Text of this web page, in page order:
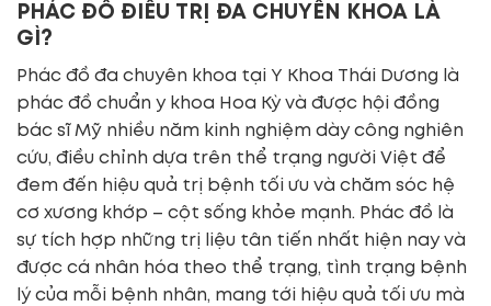
PHÁC ĐỒ ĐIỀU TRỊ ĐA CHUYÊN KHOA LÀ
GÌ?
Phác đồ đa chuyên khoa tại Y Khoa Thái Dương là
phác đồ chuẩn y khoa Hoa Kỳ và được hội đồng
bác sĩ Mỹ nhiều năm kinh nghiệm dày công nghiên
cứu, điều chỉnh dựa trên thể trạng người Việt để
đem đến hiệu quả trị bệnh tối ưu và chăm sóc hệ
cơ xương khớp – cột sống khỏe mạnh. Phác đồ là
sự tích hợp những trị liệu tân tiến nhất hiện nay và
được cá nhân hóa theo thể trạng, tình trạng bệnh
lý của mỗi bệnh nhân, mang tới hiệu quả tối ưu mà